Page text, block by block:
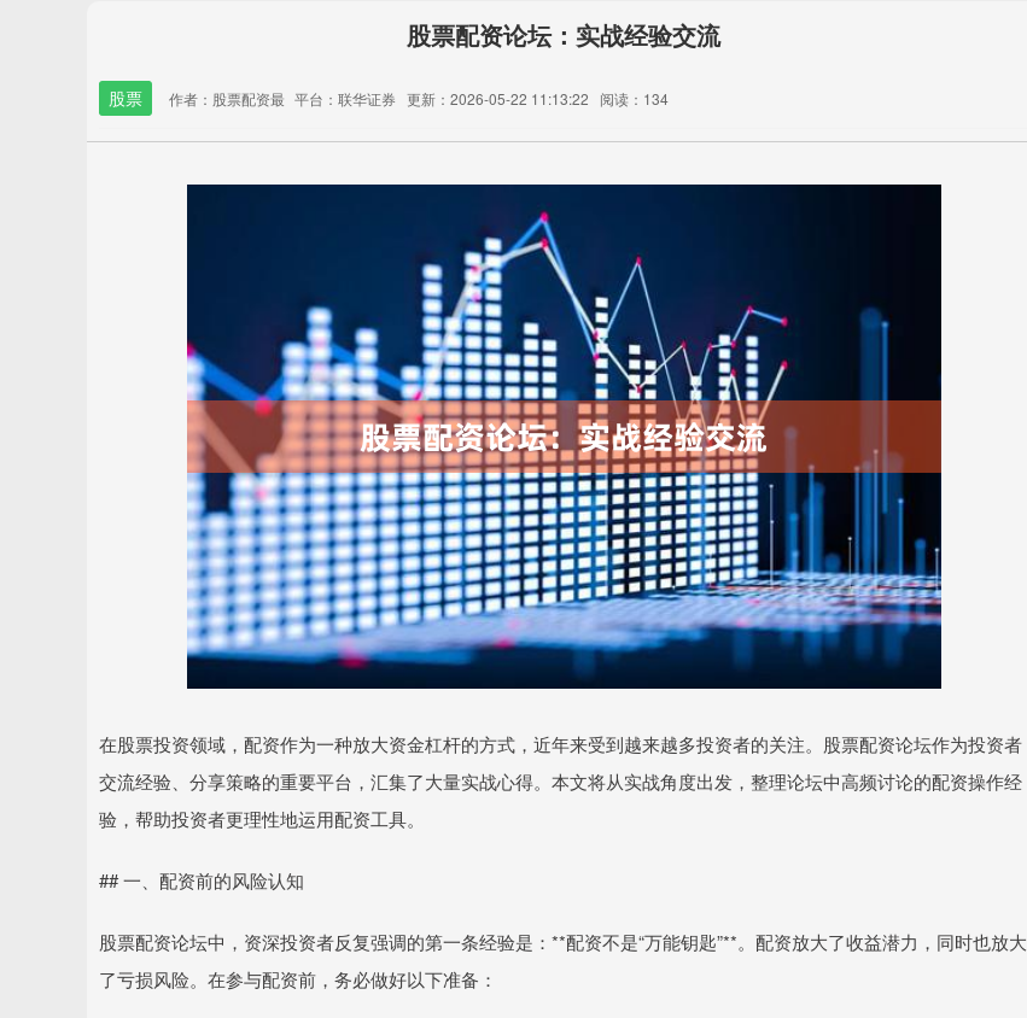
股票配资论坛：实战经验交流
股票 作者：股票配资最 平台：联华证券 更新：2026-05-22 11:13:22 阅读：134
在股票投资领域，配资作为一种放大资金杠杆的方式，近年来受到越来越多投资者的关注。股票配资论坛作为投资者
交流经验、分享策略的重要平台，汇集了大量实战心得。本文将从实战角度出发，整理论坛中高频讨论的配资操作经
验，帮助投资者更理性地运用配资工具。
## 一、配资前的风险认知
股票配资论坛中，资深投资者反复强调的第一条经验是：**配资不是“万能钥匙”**。配资放大了收益潜力，同时也放大
了亏损风险。在参与配资前，务必做好以下准备：